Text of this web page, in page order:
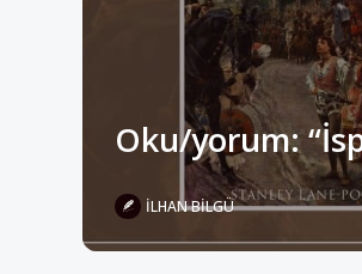
Oku/yorum:
İLHAN BILGÜ
SON